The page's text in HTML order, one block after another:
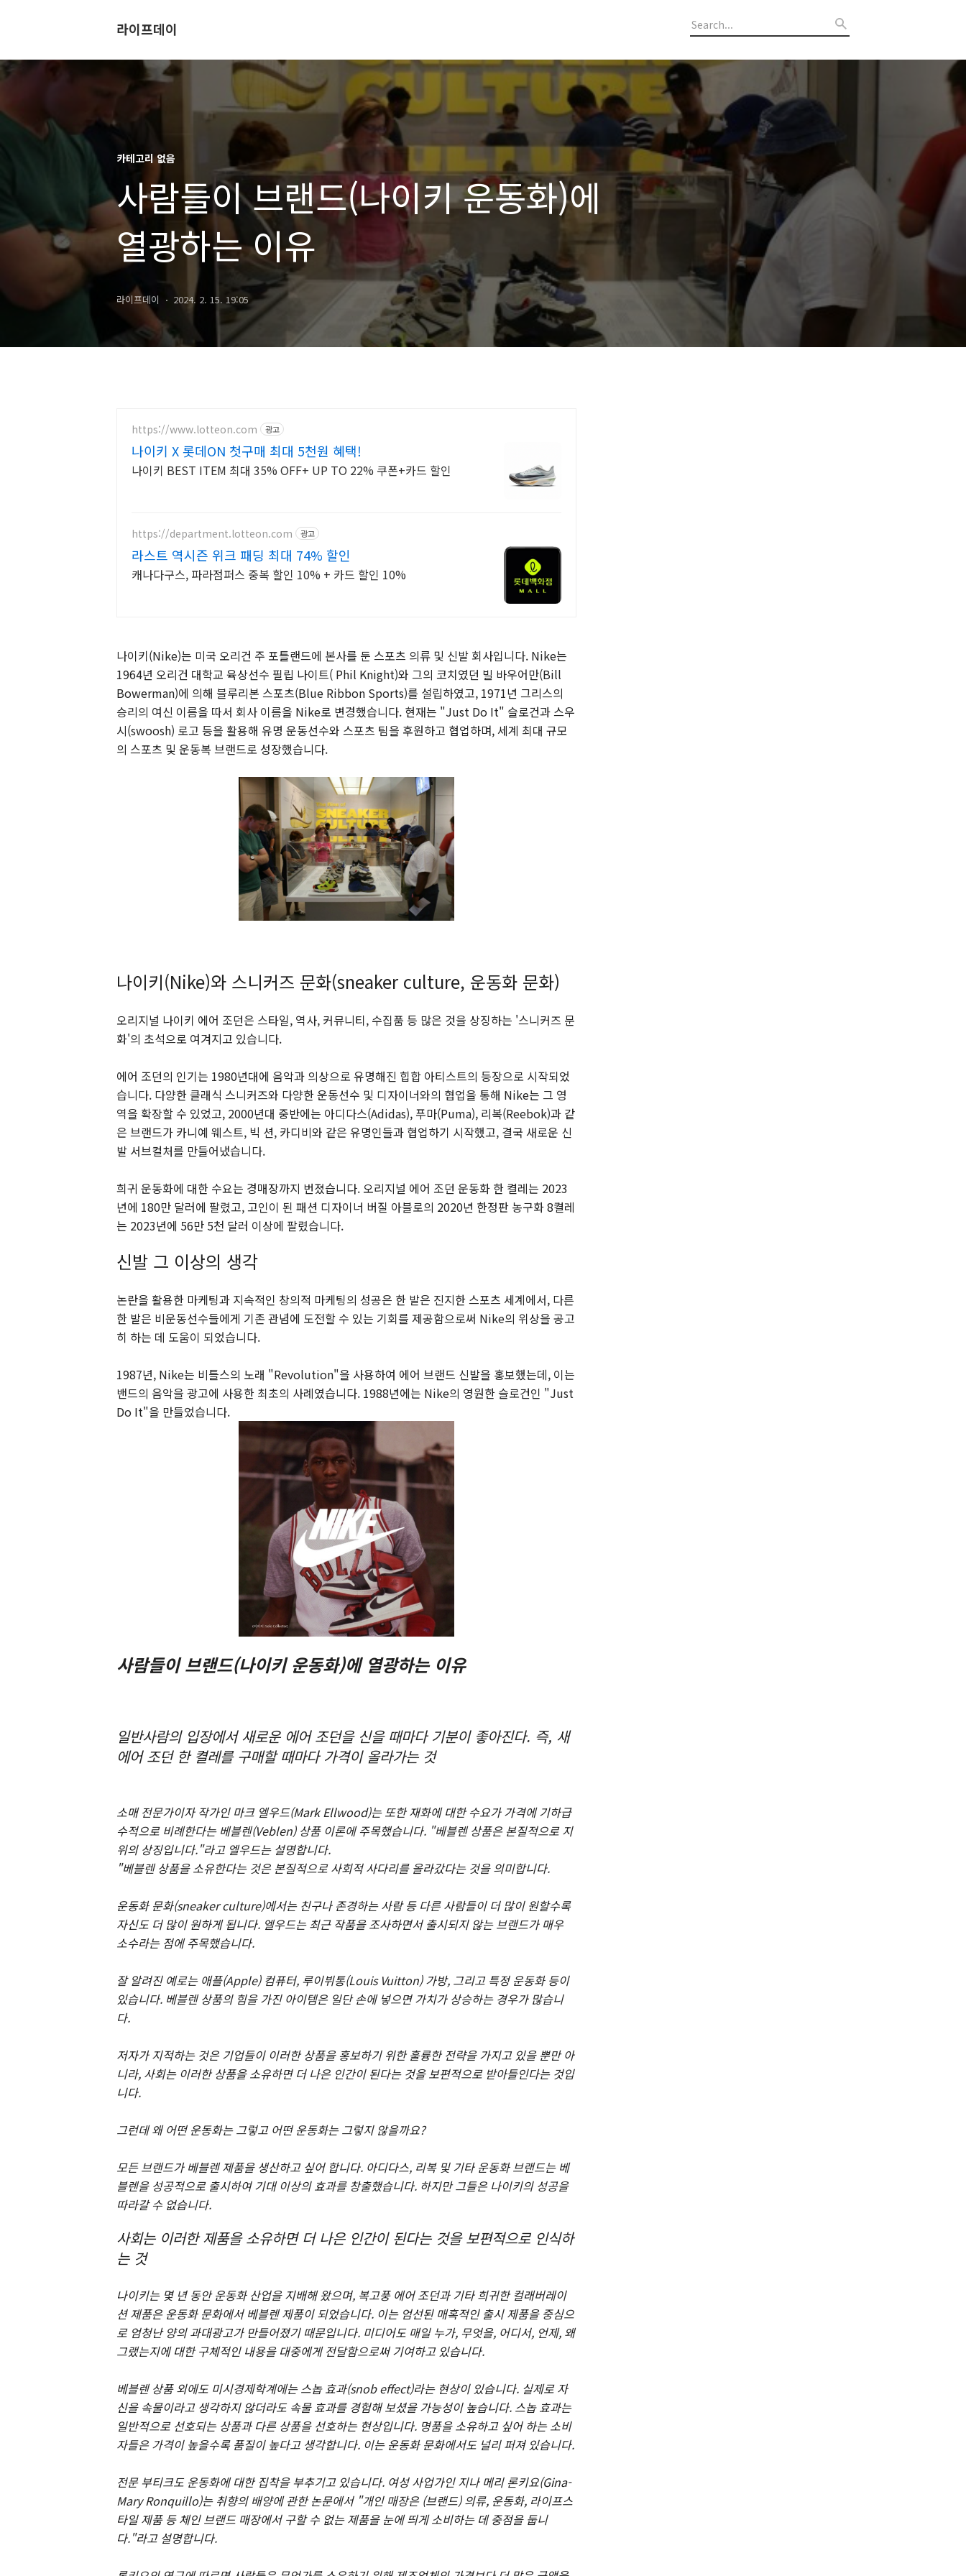
라이프데이
카테고리 없음
사람들이 브랜드(나이키 운동화)에
열광하는 이유
라이프데이 2024. 2. 15. 19:05
https://www.lotteon.com 광고
나이키 X 롯데ON 첫구매 최대 5천원 혜택!
나이키 BEST ITEM 최대 35% OFF+ UP TO 22% 쿠폰+카드 할인
https://department.lotteon.com 광고
라스트 역시즌 위크 패딩 최대 74% 할인
캐나다구스, 파라점퍼스 중복 할인 10% + 카드 할인 10%
나이키(Nike)는 미국 오리건 주 포틀랜드에 본사를 둔 스포츠 의류 및 신발 회사입니다. Nike는
1964년 오리건 대학교 육상선수 필립 나이트( Phil Knight)와 그의 코치였던 빌 바우어만(Bill
Bowerman)에 의해 블루리본 스포츠(Blue Ribbon Sports)를 설립하였고, 1971년 그리스의
승리의 여신 이름을 따서 회사 이름을 Nike로 변경했습니다. 현재는 "Just Do It" 슬로건과 스우
시(swoosh) 로고 등을 활용해 유명 운동선수와 스포츠 팀을 후원하고 협업하며, 세계 최대 규모
의 스포츠 및 운동복 브랜드로 성장했습니다.
나이키(Nike)와 스니커즈 문화(sneaker culture, 운동화 문화)
오리지널 나이키 에어 조던은 스타일, 역사, 커뮤니티, 수집품 등 많은 것을 상징하는 '스니커즈 문
화'의 초석으로 여겨지고 있습니다.
에어 조던의 인기는 1980년대에 음악과 의상으로 유명해진 힙합 아티스트의 등장으로 시작되었
습니다. 다양한 클래식 스니커즈와 다양한 운동선수 및 디자이너와의 협업을 통해 Nike는 그 영
역을 확장할 수 있었고, 2000년대 중반에는 아디다스(Adidas), 푸마(Puma), 리복(Reebok)과 같
은 브랜드가 카니예 웨스트, 빅 션, 카디비와 같은 유명인들과 협업하기 시작했고, 결국 새로운 신
발 서브컬처를 만들어냈습니다.
희귀 운동화에 대한 수요는 경매장까지 번졌습니다. 오리지널 에어 조던 운동화 한 켤레는 2023
년에 180만 달러에 팔렸고, 고인이 된 패션 디자이너 버질 아블로의 2020년 한정판 농구화 8켤레
는 2023년에 56만 5천 달러 이상에 팔렸습니다.
신발 그 이상의 생각
논란을 활용한 마케팅과 지속적인 창의적 마케팅의 성공은 한 발은 진지한 스포츠 세계에서, 다른
한 발은 비운동선수들에게 기존 관념에 도전할 수 있는 기회를 제공함으로써 Nike의 위상을 공고
히 하는 데 도움이 되었습니다.
1987년, Nike는 비틀스의 노래 "Revolution"을 사용하여 에어 브랜드 신발을 홍보했는데, 이는
밴드의 음악을 광고에 사용한 최초의 사례였습니다. 1988년에는 Nike의 영원한 슬로건인 "Just
Do It"을 만들었습니다.
사람들이 브랜드(나이키 운동화)에 열광하는 이유
일반사람의 입장에서 새로운 에어 조던을 신을 때마다 기분이 좋아진다. 즉, 새
에어 조던 한 켤레를 구매할 때마다 가격이 올라가는 것
소매 전문가이자 작가인 마크 엘우드(Mark Ellwood)는 또한 재화에 대한 수요가 가격에 기하급
수적으로 비례한다는 베블렌(Veblen) 상품 이론에 주목했습니다. "베블렌 상품은 본질적으로 지
위의 상징입니다."라고 엘우드는 설명합니다.
"베블렌 상품을 소유한다는 것은 본질적으로 사회적 사다리를 올라갔다는 것을 의미합니다.
운동화 문화(sneaker culture)에서는 친구나 존경하는 사람 등 다른 사람들이 더 많이 원할수록
자신도 더 많이 원하게 됩니다. 엘우드는 최근 작품을 조사하면서 출시되지 않는 브랜드가 매우
소수라는 점에 주목했습니다.
잘 알려진 예로는 애플(Apple) 컴퓨터, 루이뷔통(Louis Vuitton) 가방, 그리고 특정 운동화 등이
있습니다. 베블렌 상품의 힘을 가진 아이템은 일단 손에 넣으면 가치가 상승하는 경우가 많습니
다.
저자가 지적하는 것은 기업들이 이러한 상품을 홍보하기 위한 훌륭한 전략을 가지고 있을 뿐만 아
니라, 사회는 이러한 상품을 소유하면 더 나은 인간이 된다는 것을 보편적으로 받아들인다는 것입
니다.
그런데 왜 어떤 운동화는 그렇고 어떤 운동화는 그렇지 않을까요?
모든 브랜드가 베블렌 제품을 생산하고 싶어 합니다. 아디다스, 리복 및 기타 운동화 브랜드는 베
블렌을 성공적으로 출시하여 기대 이상의 효과를 창출했습니다. 하지만 그들은 나이키의 성공을
따라갈 수 없습니다.
사회는 이러한 제품을 소유하면 더 나은 인간이 된다는 것을 보편적으로 인식하
는 것
나이키는 몇 년 동안 운동화 산업을 지배해 왔으며, 복고풍 에어 조던과 기타 희귀한 컬래버레이
션 제품은 운동화 문화에서 베블렌 제품이 되었습니다. 이는 엄선된 매혹적인 출시 제품을 중심으
로 엄청난 양의 과대광고가 만들어졌기 때문입니다. 미디어도 매일 누가, 무엇을, 어디서, 언제, 왜
그랬는지에 대한 구체적인 내용을 대중에게 전달함으로써 기여하고 있습니다.
베블렌 상품 외에도 미시경제학계에는 스놉 효과(snob effect)라는 현상이 있습니다. 실제로 자
신을 속물이라고 생각하지 않더라도 속물 효과를 경험해 보셨을 가능성이 높습니다. 스놉 효과는
일반적으로 선호되는 상품과 다른 상품을 선호하는 현상입니다. 명품을 소유하고 싶어 하는 소비
자들은 가격이 높을수록 품질이 높다고 생각합니다. 이는 운동화 문화에서도 널리 퍼져 있습니다.
전문 부티크도 운동화에 대한 집착을 부추기고 있습니다. 여성 사업가인 지나 메리 론키요(Gina-
Mary Ronquillo)는 취향의 배양에 관한 논문에서 "개인 매장은 (브랜드) 의류, 운동화, 라이프스
타일 제품 등 체인 브랜드 매장에서 구할 수 없는 제품을 눈에 띄게 소비하는 데 중점을 둡니
다."라고 설명합니다.